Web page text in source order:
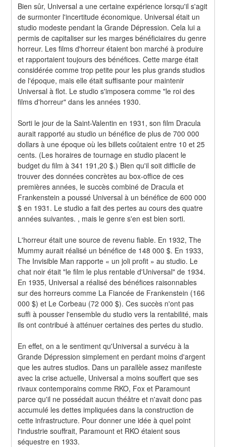
Bien sûr, Universal a une certaine expérience lorsqu'il s'agit
de surmonter l'incertitude économique. Universal était un
studio modeste pendant la Grande Dépression. Cela lui a
permis de capitaliser sur les marges bénéficiaires du genre
horreur. Les films d'horreur étaient bon marché à produire
et rapportaient toujours des bénéfices. Cette marge était
considérée comme trop petite pour les plus grands studios
de l'époque, mais elle était suffisante pour maintenir
Universal à flot. Le studio s'imposera comme "le roi des
films d'horreur" dans les années 1930.
Sorti le jour de la Saint-Valentin en 1931, son film Dracula
aurait rapporté au studio un bénéfice de plus de 700 000
dollars à une époque où les billets coûtaient entre 10 et 25
cents. (Les horaires de tournage en studio placent le
budget du film à 341 191,20 $.) Bien qu'il soit difficile de
trouver des données concrètes au box-office de ces
premières années, le succès combiné de Dracula et
Frankenstein a poussé Universal à un bénéfice de 600 000
$ en 1931. Le studio a fait des pertes au cours des quatre
années suivantes. , mais le genre s'en est bien sorti.
L'horreur était une source de revenu fiable. En 1932, The
Mummy aurait réalisé un bénéfice de 148 000 $. En 1933,
The Invisible Man rapporte « un joli profit » au studio. Le
chat noir était "le film le plus rentable d'Universal" de 1934.
En 1935, Universal a réalisé des bénéfices raisonnables
sur des horreurs comme La Fiancée de Frankenstein (166
000 $) et Le Corbeau (72 000 $). Ces succès n'ont pas
suffi à pousser l'ensemble du studio vers la rentabilité, mais
ils ont contribué à atténuer certaines des pertes du studio.
En effet, on a le sentiment qu'Universal a survécu à la
Grande Dépression simplement en perdant moins d'argent
que les autres studios. Dans un parallèle assez manifeste
avec la crise actuelle, Universal a moins souffert que ses
rivaux contemporains comme RKO, Fox et Paramount
parce qu'il ne possédait aucun théâtre et n'avait donc pas
accumulé les dettes impliquées dans la construction de
cette infrastructure. Pour donner une idée à quel point
l'industrie souffrait, Paramount et RKO étaient sous
séquestre en 1933.